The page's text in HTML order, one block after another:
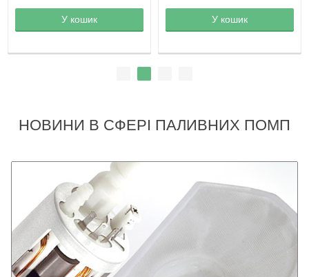
Товар в корзине
У кошик Товар в корзине
У кошик
НОВИНИ В СФЕРІ ПАЛИВНИХ ПОМП